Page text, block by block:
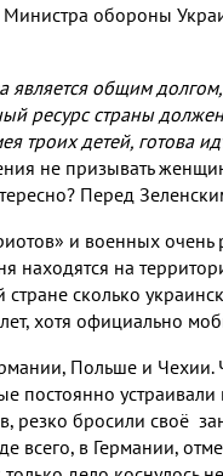
Министра обороны
является общим долгом,
ресурс страны
троих детей, готова
не призывать
? Перед
и военных
находятся на
стране сколько
лет, хотя официально
, Польше и Чехии.
постоянно
, резко бросили своё
всего, в Германии,